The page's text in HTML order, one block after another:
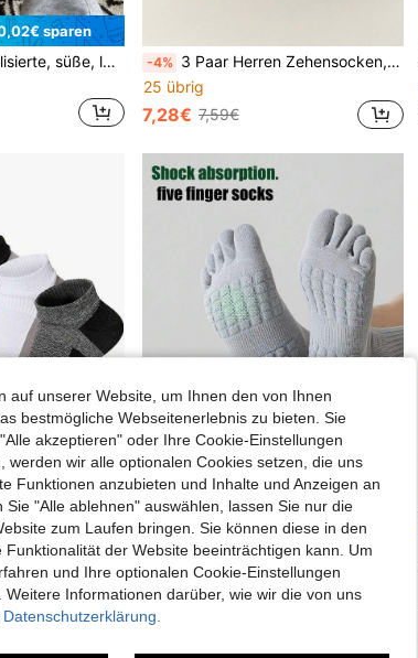
sparen
1/2/4 Paar personalisierte, süße, lustige, hässliche, niedliche Zehentrenner Socken für Paar
-4% 3 Paar Herren Zehensocken, reguläre Business-Casual Knöchelsocken mit fünf Zehen, einfarbig, bequem, geruchshemmend, geeignet für alle Jahreszeiten
25 übrig
7,28€ 7,59€
sparen
1/2/4 Paar dünne Fünf-Zehen-Socken für Frauen & Männer, atmungsaktive kurze Knöchelsocken, süße separate Zehensocken, geruchsresistente unsichtbare Bootsocken, Sportssocken, Paar-Socken
0,11€ sparen
3 Paar Herren Schwarz, Weiß, Grau Zehensocken, minimalistische Sport Dicke Frottee Polster Zehensocken, vielseitige Knöchelsocken für Frühling/Sommer, Herbst/Winter
1 übrig
9,97€ 10,08€
auf unserer Website, um Ihnen den von Ihnen
bestmögliche Webseitenerlebnis zu bieten. Sie
akzeptieren" oder Ihre Cookie-Einstellungen
wir alle optionalen Cookies setzen, die uns
Funktionen anzubieten und Inhalte und Anzeigen an
"Alle ablehnen" auswählen, lassen Sie nur die
zum Laufen bringen. Sie können diese in den
der Website beeinträchtigen kann. Um
und Ihre optionalen Cookie-Einstellungen
Informationen darüber, wie wir die von uns